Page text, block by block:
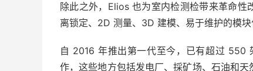
除此之外，Elios 也为室内检测检带来革命
离锁定、2D 测量、3D 建模、易于维护的模
自 2016 年推出第一代至今，已有超过 550
作，这些地方包括发电厂、採矿场、石油和